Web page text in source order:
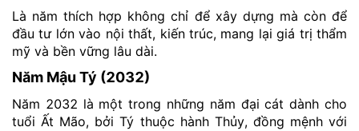
Là năm thích hợp không chỉ để xây dựng mà còn để
đầu tư lớn vào nội thất, kiến trúc, mang lại giá trị thẩm
mỹ và bền vững lâu dài.
Năm Mậu Tý (2032)
Năm 2032 là một trong những năm đại cát dành cho
tuổi Ất Mão, bởi Tý thuộc hành Thủy, đồng mệnh với